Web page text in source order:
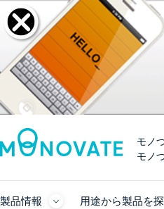
モノ
モノ
製品情報 用途から製品を